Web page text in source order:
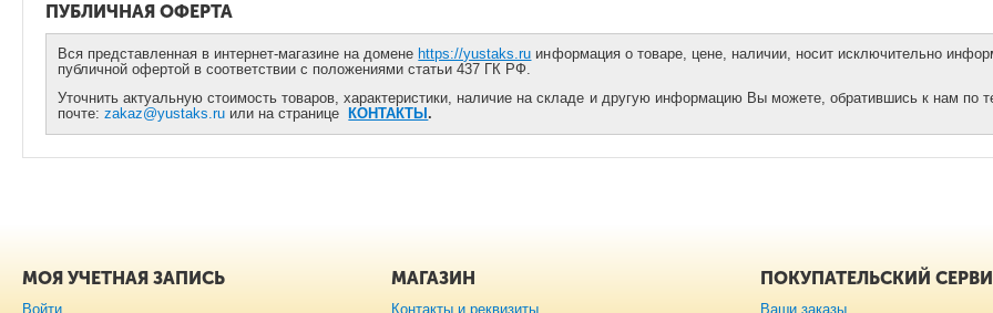
ПУБЛИЧНАЯ ОФЕРТА
Вся представленная в интернет-магазине на домене https://yustaks.ru информация о товаре, цене, наличии, носит исключительно
публичной офертой в соответствии с положениями статьи 437 ГК РФ.
Уточнить актуальную стоимость товаров, характеристики, наличие на складе и другую информацию Вы можете, обратившись к нам по
почте:zakaz@yustaks.ru или на странице КОНТАКТЫ.
МОЯ УЧЕТНАЯ ЗАПИСЬ
Войти
МАГАЗИН
Контакты и реквизиты
ПОКУПАТЕЛЬСКИЙ
Ваши заказы